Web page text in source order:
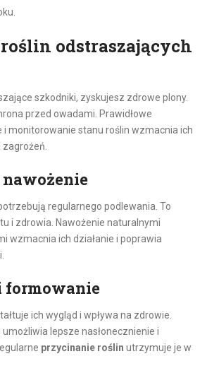
odstraszających
szkodniki, zyskujesz zdrowe plony.
przed owadami. Prawidłowe
i monitorowanie stanu roślin wzmacnia ich
regularnego podlewania. To
i zdrowia. Nawożenie naturalnymi
wzmacnia ich działanie i poprawia
formowanie
ich wygląd i wpływa na zdrowie.
lepsze nasłonecznienie i
przycinanie roślin utrzymuje je w